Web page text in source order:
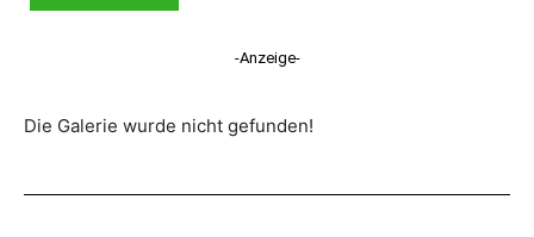
-Anzeige-
Die Galerie wurde nicht gefunden!